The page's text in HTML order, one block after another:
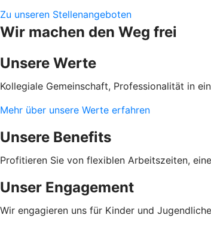
Zu unseren Stellenangeboten
Wir machen den Weg frei
Unsere Werte
Kollegiale Gemeinschaft, Professionalität in
Mehr über unsere Werte erfahren
Unsere Benefits
Profitieren Sie von flexiblen Arbeitszeiten,
Unser Engagement
Wir engagieren uns für Kinder und